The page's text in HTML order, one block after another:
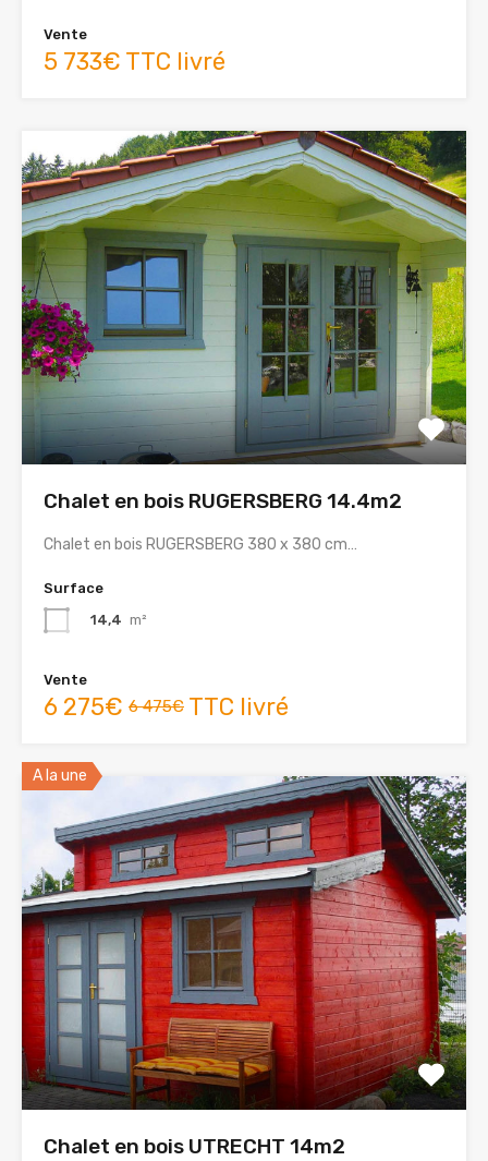
Vente
5 733€ TTC livré
Chalet en bois RUGERSBERG 14.4m2
Chalet en bois RUGERSBERG 380 x 380 cm…
Surface
14,4 m²
Vente
6 275€ 6 475€ TTC livré
A la une
Chalet en bois UTRECHT 14m2